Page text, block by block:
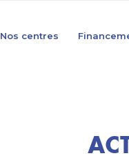
Nos centres